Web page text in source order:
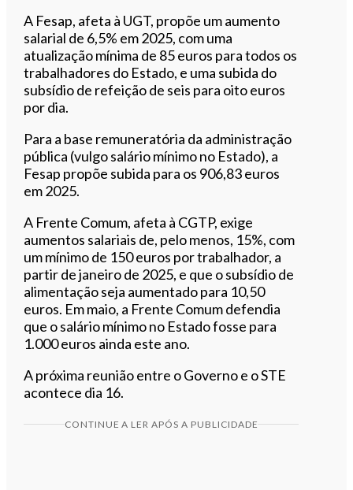
A Fesap, afeta à UGT, propõe um aumento
salarial de 6,5% em 2025, com uma
atualização mínima de 85 euros para todos os
trabalhadores do Estado, e uma subida do
subsídio de refeição de seis para oito euros
por dia.
Para a base remuneratória da administração
pública (vulgo salário mínimo no Estado), a
Fesap propõe subida para os 906,83 euros
em 2025.
A Frente Comum, afeta à CGTP, exige
aumentos salariais de, pelo menos, 15%, com
um mínimo de 150 euros por trabalhador, a
partir de janeiro de 2025, e que o subsídio de
alimentação seja aumentado para 10,50
euros. Em maio, a Frente Comum defendia
que o salário mínimo no Estado fosse para
1.000 euros ainda este ano.
A próxima reunião entre o Governo e o STE
acontece dia 16.
CONTINUE A LER APÓS A PUBLICIDADE